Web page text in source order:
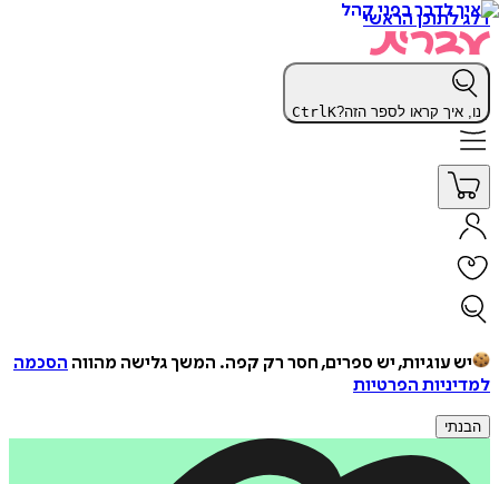
דלג לתוכן הראשי
נו, איך קראו לספר הזה? CtrlK
יש עוגיות, יש ספרים, חסר רק קפה. המשך גלישה מהווה הסכמה
למדיניות הפרטיות
הבנתי